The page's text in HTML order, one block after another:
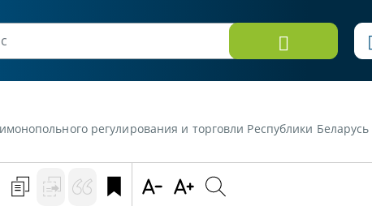
и торговли Республики Беларусь от 23 сентября 2020 г. «О правах